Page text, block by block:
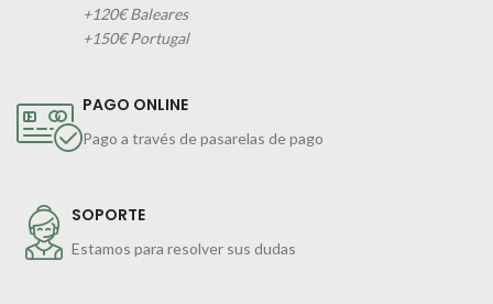
+120€ Baleares
+150€ Portugal
PAGO ONLINE
Pago a través de pasarelas de pago
SOPORTE
Estamos para resolver sus dudas